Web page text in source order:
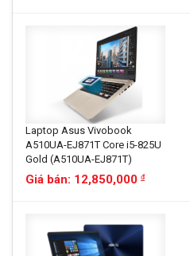
Laptop Asus Vivobook
A510UA-EJ871T Core i5-825U
Gold (A510UA-EJ871T)
Giá bán: 12,850,000 đ